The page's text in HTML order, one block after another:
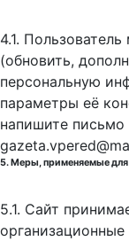
4.1.
(обновить,
персональную
параметры её
напишите
5. Меры, применяемые
5.1. Сайт